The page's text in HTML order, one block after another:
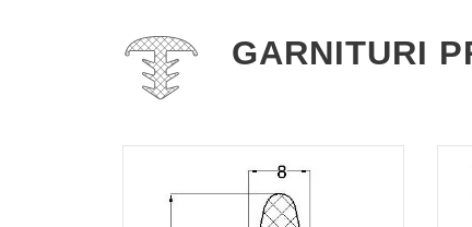
GARNITURI